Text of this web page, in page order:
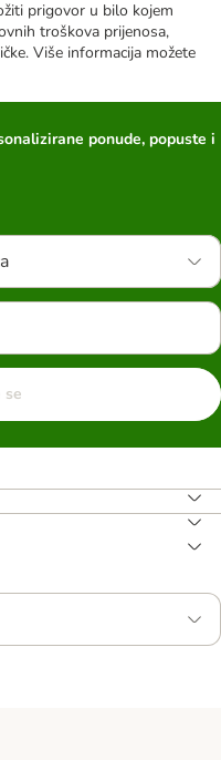
prigovor u bilo kojem
troškova prijenosa,
Više informacija možete
ponude, popuste i
se